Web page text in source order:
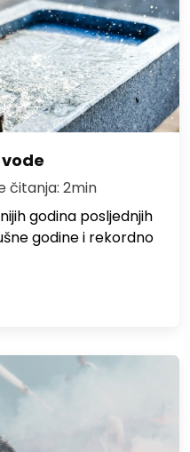
čitanja: 2min
godina posljednjih
godine i rekordno